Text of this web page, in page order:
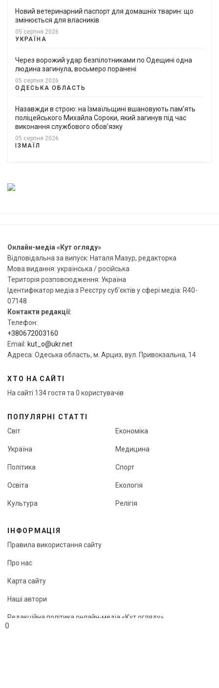
0
Новий ветеринарний паспорт для домашніх тварин: що
змінюється для власників
05 серпня 2026
УКРАЇНА
Через ворожий удар безпілотниками по Одещині одна
людина загинула, восьмеро поранені
05 серпня 2026
ОДЕСЬКА ОБЛАСТЬ
Назавжди в строю: на Ізмаїльщині вшановують пам’ять
поліцейського Михайла Сороки, який загинув під час
виконання службового обов’язку
05 серпня 2026
ІЗМАЇЛ
Онлайн-медіа «Кут огляду»
Відповідальна за випуск: Наталя Мазур, редакторка
Мова видання: українська / російська
Територія розповсюдження: Україна
Ідентифікатор медіа з Реєстру суб’єктів у сфері медіа: R40-
07148
Контакти редакції:
Телефон:
+380672003160
Email: kut_o@ukr.net
Адреса: Одеська область, м. Арциз, вул. Привокзальна, 14
ХТО НА САЙТІ
На сайті 134 гостя та 0 користувачів
ПОПУЛЯРНІ СТАТТІ
Світ
Україна
Політика
Освіта
Культура
Економіка
Медицина
Спорт
Екологія
Релігія
ІНФОРМАЦІЯ
Правила використання сайту
Про нас
Карта сайту
Наші автори
Редакційна політика онлайн-медіа «Кут огляду»